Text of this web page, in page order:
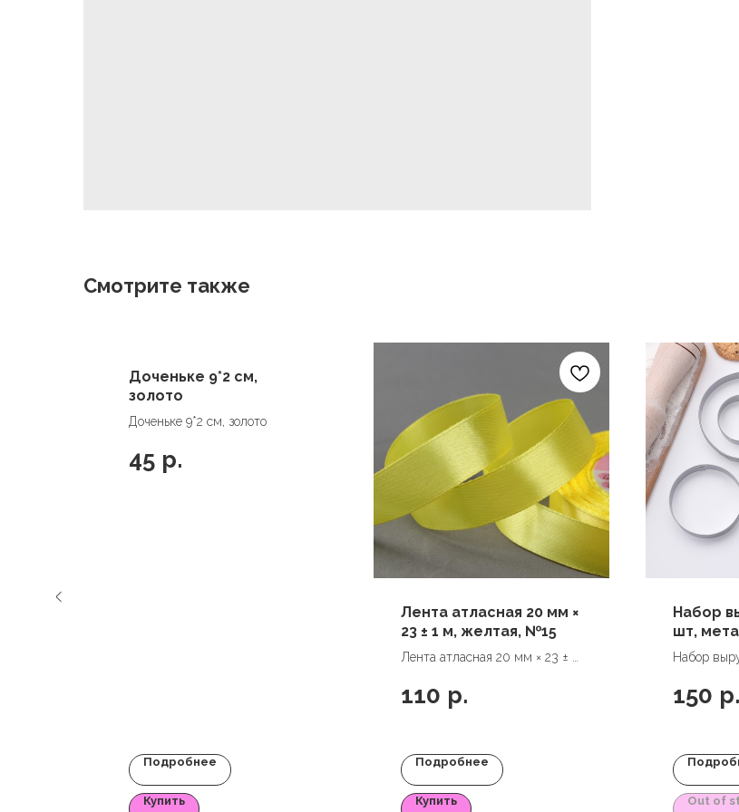
Смотрите также
Доченьке 9*2 см,
золото
Доченьке 9*2 см, золото
45 р.
Подробнее
Купить
Лента атласная 20 мм ×
23 ± 1 м, желтая, №15
Лента атласная 20 мм × 23 ± 1
110 р.
Подробнее
Купить
Набор
шт,
Набор
150 р.
Out of